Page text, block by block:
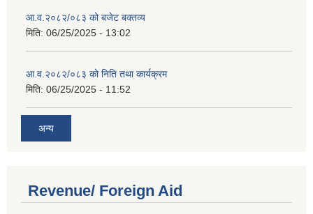
आ.व.२०८२/०८३ को बजेट बक्तव्य
मिति: 06/25/2025 - 13:02
आ.व.२०८२/०८३ को निति तथा कार्यक्रम
मिति: 06/25/2025 - 11:52
अन्य
Revenue/ Foreign Aid